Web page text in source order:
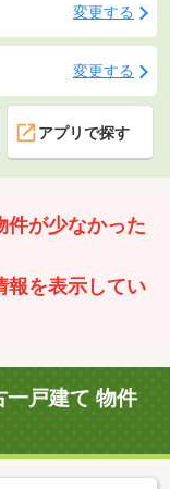
変更する
変更する
アプリで探す
件が少なかった
報を表示してい
一戸建て 物件